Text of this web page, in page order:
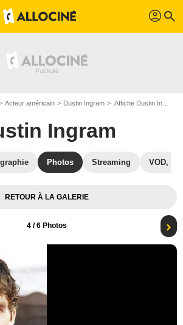
profil search
Acteur américain Dustin Ingram Affiche Dustin Ingram
Ingram
Photos Streaming VOD,
RETOUR À LA GALERIE
4 / 6 Photos